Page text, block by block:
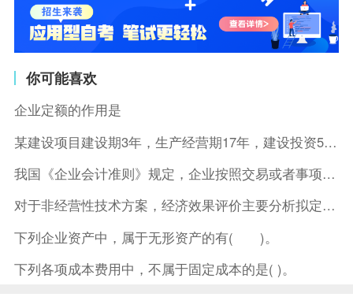
你可能喜欢
企业定额的作用是
某建设项目建设期3年，生产经营期17年，建设投资5500万元
我国《企业会计准则》规定，企业按照交易或者事项的经济特征确定
对于非经营性技术方案，经济效果评价主要分析拟定方案的( )。
下列企业资产中，属于无形资产的有( )。
下列各项成本费用中，不属于固定成本的是( )。